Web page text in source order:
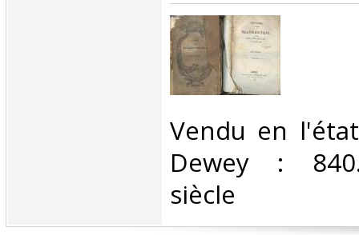
‎Vendu en
Dewey :
siècle‎